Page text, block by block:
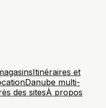
Itinéraires et
Danube multi-
des sitesÀ propos